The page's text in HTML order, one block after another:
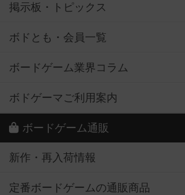
掲示板・トピックス
ボドとも・会員一覧
ボードゲーム業界コラム
ボドゲーマご利用案内
ボードゲーム通販
新作・再入荷情報
定番ボードゲームの通販商品